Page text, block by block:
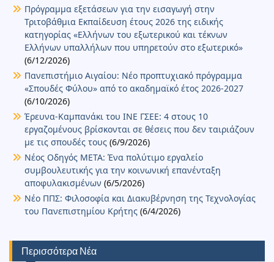
Πρόγραμμα εξετάσεων για την εισαγωγή στην
Τριτοβάθμια Εκπαίδευση έτους 2026 της ειδικής
κατηγορίας «Ελλήνων του εξωτερικού και τέκνων
Ελλήνων υπαλλήλων που υπηρετούν στο εξωτερικό»
(6/12/2026)
Πανεπιστήμιο Αιγαίου: Νέο προπτυχιακό πρόγραμμα
«Σπουδές Φύλου» από το ακαδημαϊκό έτος 2026-2027
(6/10/2026)
Έρευνα-Καμπανάκι του ΙΝΕ ΓΣΕΕ: 4 στους 10
εργαζομένους βρίσκονται σε θέσεις που δεν ταιριάζουν
με τις σπουδές τους (6/9/2026)
Νέος Οδηγός ΜΕΤΑ: Ένα πολύτιμο εργαλείο
συμβουλευτικής για την κοινωνική επανένταξη
αποφυλακισμένων (6/5/2026)
Νέο ΠΠΣ: Φιλοσοφία και Διακυβέρνηση της Τεχνολογίας
του Πανεπιστημίου Κρήτης (6/4/2026)
Περισσότερα Νέα